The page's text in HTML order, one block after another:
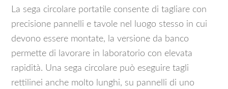
La sega circolare portatile consente di tagliare con
precisione pannelli e tavole nel luogo stesso in cui
devono essere montate, la versione da banco
permette di lavorare in laboratorio con elevata
rapidità. Una sega circolare può eseguire tagli
rettilinei anche molto lunghi, su pannelli di uno